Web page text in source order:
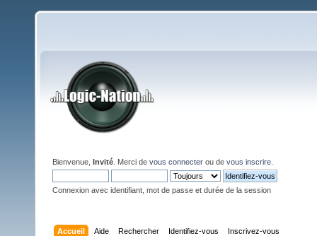
Bienvenue, Invité . Merci de vous connecter ou de vous inscrire
Connexion avec identifiant, mot de passe et durée de la session
Accueil Aide Rechercher Identifiez-vous Inscrivez-vous